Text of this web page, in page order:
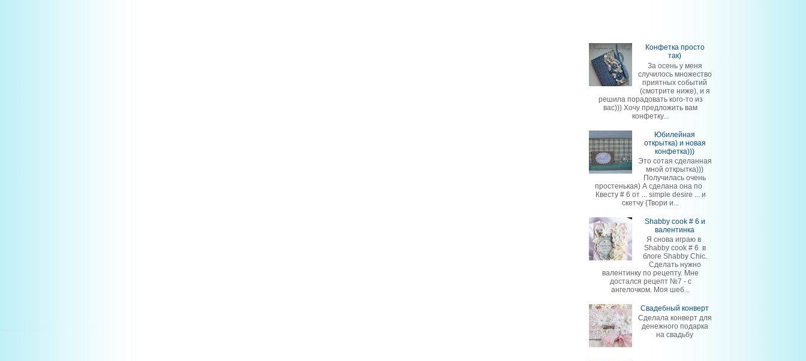
Конфетка просто
так)
За осень у меня
случилось множество
приятных событий
(смотрите ниже), и я
решила порадовать кого-то из
вас))) Хочу предложить вам
конфетку...
Юбилейная
открытка) и новая
конфетка)))
Это сотая сделанная
мной открытка)))
Получилась очень
простенькая) А сделана она по
Квесту # 6 от ... simple desire ... и
скетчу {Твори и...
Shabby cook # 6 и
валентинка
Я снова играю в
Shabby cook # 6 в
блоге Shabby Chic.
Сделать нужно
валентинку по рецепту. Мне
достался рецепт №7 - с
ангелочком. Моя шеб...
Свадебный конверт
Сделала конверт для
денежного подарка
на свадьбу